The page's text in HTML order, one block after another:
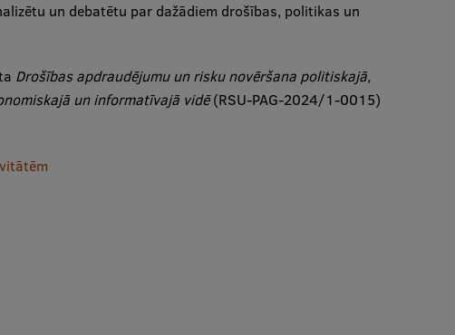
un debatētu par dažādiem drošības, politikas un
Drošības apdraudējumu un risku novēršana politiskajā,
un informatīvajā vidē(RSU-PAG-2024/1-0015)